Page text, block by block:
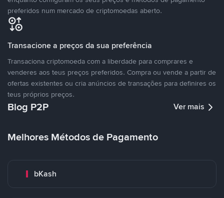
preferidos num mercado de criptomoedas aberto.
Transacione a preços da sua preferência
Transaciona criptomoeda com a liberdade para comprares e
venderes aos teus preços preferidos. Compra ou vende a partir de
ofertas existentes ou cria anúncios de transações para definires os
teus próprios preços.
Blog P2P Ver mais
Melhores Métodos de Pagamento
bKash